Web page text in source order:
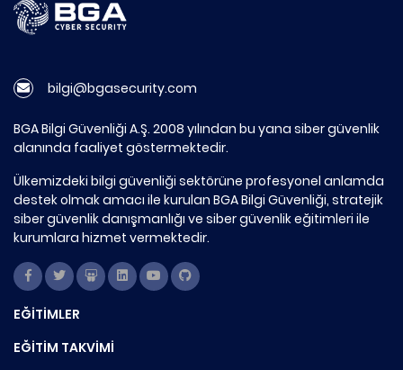
bilgi@bgasecurity.com
BGA Bilgi Güvenliği A.Ş. 2008 yılından bu yana siber güvenlik
alanında faaliyet göstermektedir.
Ülkemizdeki bilgi güvenliği sektörüne profesyonel anlamda
destek olmak amacı ile kurulan BGA Bilgi Güvenliği, stratejik
siber güvenlik danışmanlığı ve siber güvenlik eğitimleri ile
kurumlara hizmet vermektedir.
EĞİTİMLER
EĞİTİM TAKVİMİ